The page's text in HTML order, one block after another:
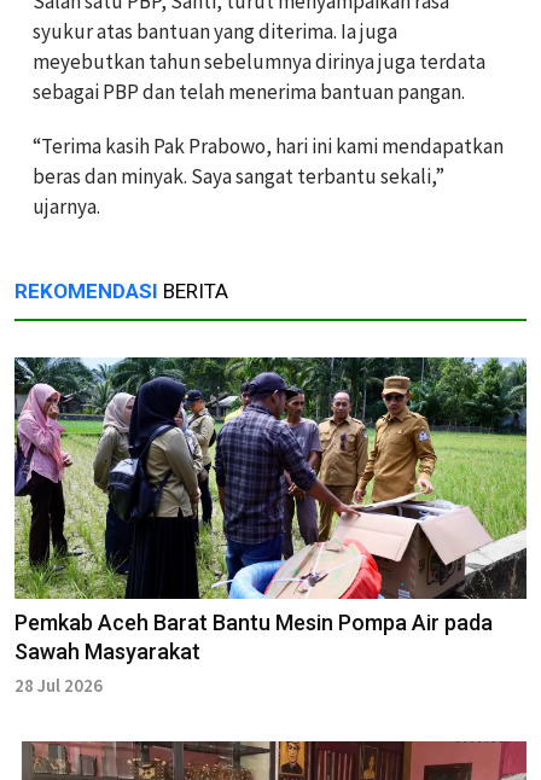
syukur atas bantuan yang diterima. Ia juga
meyebutkan tahun sebelumnya dirinya juga terdata
sebagai PBP dan telah menerima bantuan pangan.
“Terima kasih Pak Prabowo, hari ini kami mendapatkan
beras dan minyak. Saya sangat terbantu sekali,”
ujarnya.
REKOMENDASI BERITA
Pemkab Aceh Barat Bantu Mesin Pompa Air pada
Sawah Masyarakat
28 Jul 2026